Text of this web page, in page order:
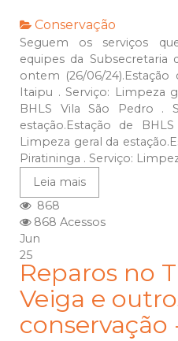
Conservação
Seguem os serviços
equipes da Subsecretaria
ontem (26/06/
Itaipu . Serviço: Limpeza
BHLS Vila São Pedro .
estação.Estação de
Limpeza geral da
Piratininga . Serviço:
Leia mais
868
868 Acessos
Jun
25
Reparos no
Veiga e
conservação